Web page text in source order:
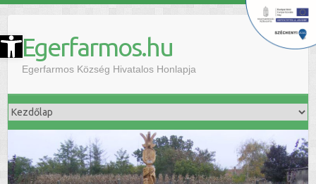
Eszköztár megnyitása Egerfarmos.hu
Egerfarmos Község Hivatalos Honlapja